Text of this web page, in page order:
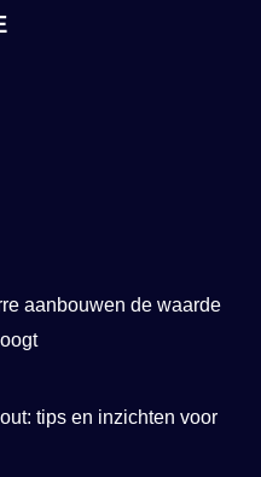
aanbouwen de waarde
tips en inzichten voor